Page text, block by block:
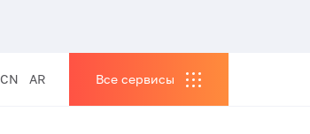
CN AR Все сервисы